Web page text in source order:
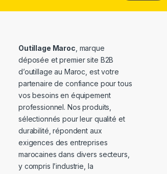
Outillage Maroc , marque
déposée et premier site B2B
d’outillage au Maroc, est votre
partenaire de confiance pour tous
vos besoins en équipement
professionnel. Nos produits,
sélectionnés pour leur qualité et
durabilité, répondent aux
exigences des entreprises
marocaines dans divers secteurs,
y compris l’industrie, la